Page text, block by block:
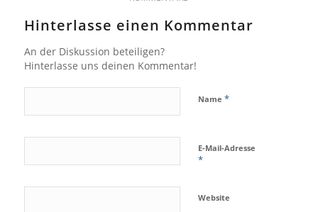
Hinterlasse einen Kommentar
An der Diskussion beteiligen?
Hinterlasse uns deinen Kommentar!
Name *
E-Mail-Adresse
*
Website